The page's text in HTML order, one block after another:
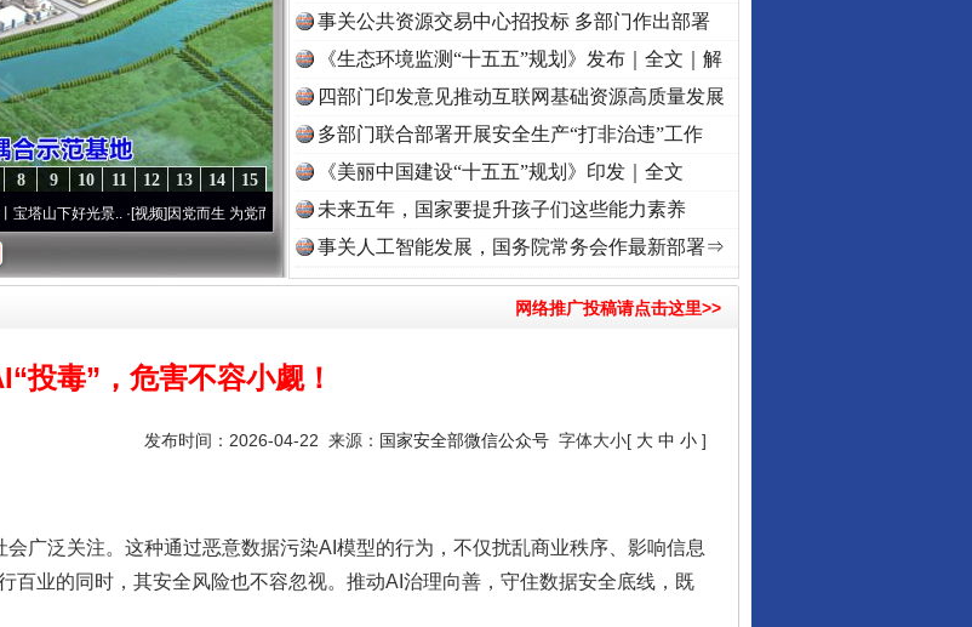
15
14
13
12
11
10
9
8
光景..·[视频]因党而生 为党而战——百年“纪”事⑧加强纪律..·[视频]牢记初心使命 奋进复兴征程丨“转折之城”激荡..
事关公共资源交易中心招投标 多部门作出部署
《生态环境监测“十五五”规划》发布｜全文｜解
读
四部门印发意见推动互联网基础资源高质量发展
多部门联合部署开展安全生产“打非治违”工作
《美丽中国建设“十五五”规划》印发｜全文
未来五年，国家要提升孩子们这些能力素养
事关人工智能发展，国务院常务会作最新部署⇒
网络推广投稿请点击这里>>
投毒”，危害不容小觑！
发布时间：2026-04-22 来源： 国家安全部微信公众号 字体大小[ 大 中 小 ]
广泛关注。这种通过恶意数据污染AI模型的行为，不仅扰乱商业秩序、影响信息
百业的同时，其安全风险也不容忽视。推动AI治理向善，守住数据安全底线，既